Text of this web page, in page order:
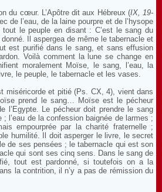
du cœur. L’Apôtre dit aux Hébreux (IX, 19-
de l’eau, de la laine pourpre et de l’hysope
le peuple en disant : C’est le sang du
Il aspergea de même le tabernacle et
est purifié dans le sang, et sans effusion
Voilà comment la lune se change en
moralement Moïse, le sang, l’eau, la
le peuple, le tabernacle et les vases.
miséricorde et pitié (Ps. CX, 4), vient dans
prend le sang… Moïse est le pécheur
l’Egypte. Le pécheur doit prendre le sang
l’eau de la confession baignée de larmes ;
empourprée par la charité fraternelle ;
humilité. Il doit asperger le livre, le secret
de ses pensées ; le tabernacle qui est son
qui sont ses cinq sens. Dans le sang de
tout est pardonné, si toutefois on a la
la contrition, il n’y a pas de rémission du